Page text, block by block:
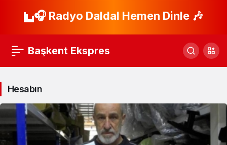
🎧 Radyo Daldal Hemen Dinle 🎶
Başkent Ekspres
Hesabın